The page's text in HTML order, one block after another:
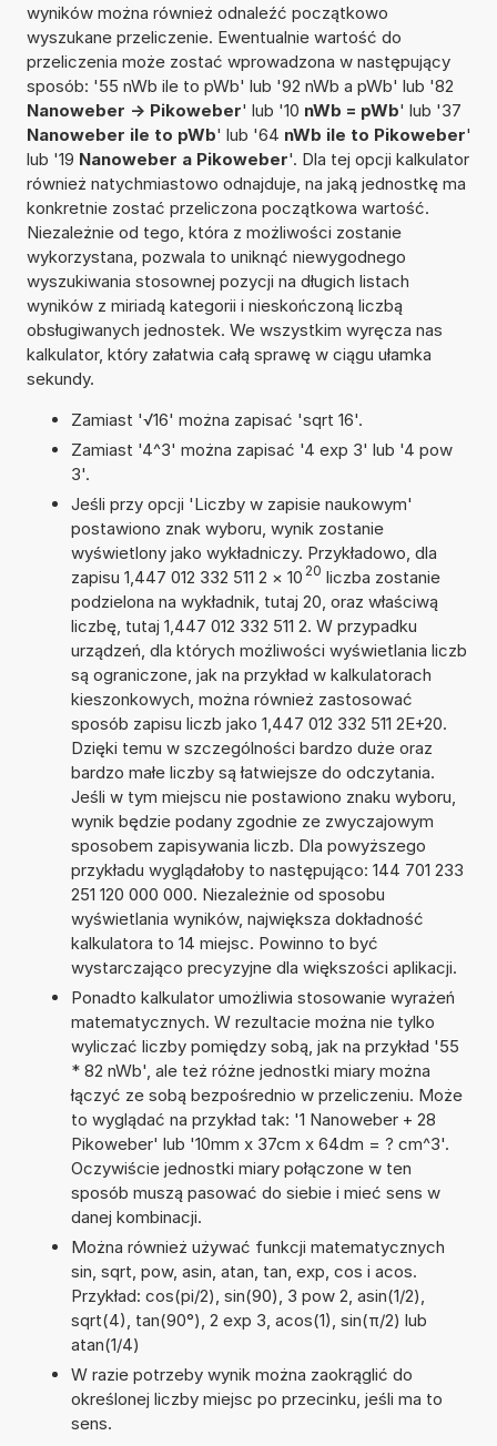
wyników można również odnaleźć początkowo
wyszukane przeliczenie. Ewentualnie wartość do
przeliczenia może zostać wprowadzona w następujący
sposób: '55 nWb ile to pWb' lub '92 nWb a pWb' lub '82
Nanoweber -> Pikoweber' lub '10 nWb = pWb' lub '37
Nanoweber ile to pWb' lub '64 nWb ile to Pikoweber'
lub '19 Nanoweber a Pikoweber'. Dla tej opcji kalkulator
również natychmiastowo odnajduje, na jaką jednostkę ma
konkretnie zostać przeliczona początkowa wartość.
Niezależnie od tego, która z możliwości zostanie
wykorzystana, pozwala to uniknąć niewygodnego
wyszukiwania stosownej pozycji na długich listach
wyników z miriadą kategorii i nieskończoną liczbą
obsługiwanych jednostek. We wszystkim wyręcza nas
kalkulator, który załatwia całą sprawę w ciągu ułamka
sekundy.
Zamiast '√16' można zapisać 'sqrt 16'.
Zamiast '4^3' można zapisać '4 exp 3' lub '4 pow
3'.
Jeśli przy opcji 'Liczby w zapisie naukowym'
postawiono znak wyboru, wynik zostanie
wyświetlony jako wykładniczy. Przykładowo, dla
zapisu 1,447 012 332 511 2 × 10 20 liczba zostanie
podzielona na wykładnik, tutaj 20, oraz właściwą
liczbę, tutaj 1,447 012 332 511 2. W przypadku
urządzeń, dla których możliwości wyświetlania liczb
są ograniczone, jak na przykład w kalkulatorach
kieszonkowych, można również zastosować
sposób zapisu liczb jako 1,447 012 332 511 2E+20.
Dzięki temu w szczególności bardzo duże oraz
bardzo małe liczby są łatwiejsze do odczytania.
Jeśli w tym miejscu nie postawiono znaku wyboru,
wynik będzie podany zgodnie ze zwyczajowym
sposobem zapisywania liczb. Dla powyższego
przykładu wyglądałoby to następująco: 144 701 233
251 120 000 000. Niezależnie od sposobu
wyświetlania wyników, największa dokładność
kalkulatora to 14 miejsc. Powinno to być
wystarczająco precyzyjne dla większości aplikacji.
Ponadto kalkulator umożliwia stosowanie wyrażeń
matematycznych. W rezultacie można nie tylko
wyliczać liczby pomiędzy sobą, jak na przykład '55
* 82 nWb', ale też różne jednostki miary można
łączyć ze sobą bezpośrednio w przeliczeniu. Może
to wyglądać na przykład tak: '1 Nanoweber + 28
Pikoweber' lub '10mm x 37cm x 64dm = ? cm^3'.
Oczywiście jednostki miary połączone w ten
sposób muszą pasować do siebie i mieć sens w
danej kombinacji.
Można również używać funkcji matematycznych
sin, sqrt, pow, asin, atan, tan, exp, cos i acos.
Przykład: cos(pi/2), sin(90), 3 pow 2, asin(1/2),
sqrt(4), tan(90°), 2 exp 3, acos(1), sin(π/2) lub
atan(1/4)
W razie potrzeby wynik można zaokrąglić do
określonej liczby miejsc po przecinku, jeśli ma to
sens.